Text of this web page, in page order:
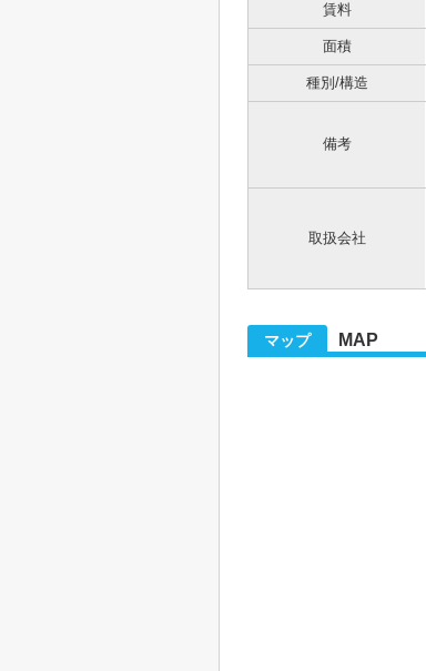
賃料
面積
種別/構造
備考
取扱会社
マップ MAP